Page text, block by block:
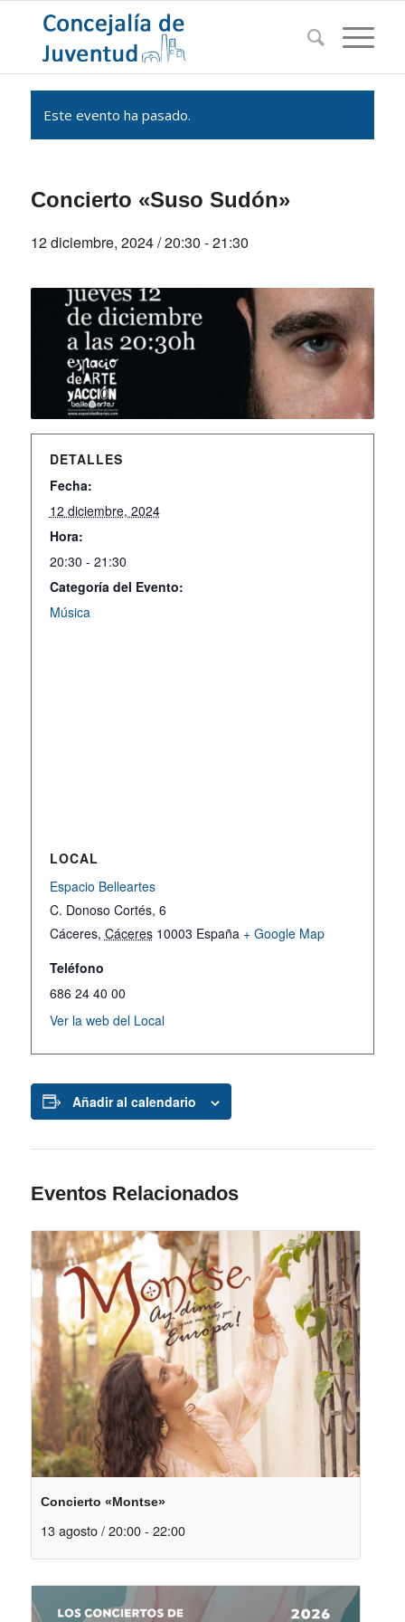
Este evento ha pasado.
Concierto «Suso Sudón»
12 diciembre, 2024 / 20:30 -21:30
DETALLES
Fecha:
12 diciembre, 2024
Hora:
20:30 - 21:30
Categoría del Evento:
Música
LOCAL
Espacio Belleartes
C. Donoso Cortés, 6
Cáceres, Cáceres 10003 España + Google Map
Teléfono
686 24 40 00
Ver la web del Local
Añadir al calendario
Eventos Relacionados
Concierto «Montse»
13 agosto / 20:00 - 22:00